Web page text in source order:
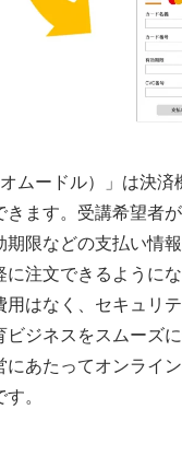
オムードル）」は決済
ます。受講希望者
期限などの支払い情
に注文できるように
用はなく、セキュリ
ビジネスをスムーズ
にあたってオンライ
。